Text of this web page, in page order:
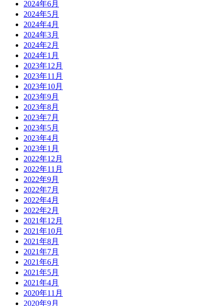
2024年6月
2024年5月
2024年4月
2024年3月
2024年2月
2024年1月
2023年12月
2023年11月
2023年10月
2023年9月
2023年8月
2023年7月
2023年5月
2023年4月
2023年1月
2022年12月
2022年11月
2022年9月
2022年7月
2022年4月
2022年2月
2021年12月
2021年10月
2021年8月
2021年7月
2021年6月
2021年5月
2021年4月
2020年11月
2020年9月